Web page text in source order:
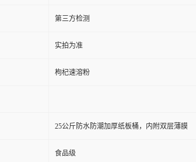
第三方检测
实拍为准
枸杞速溶粉
25公斤防水防潮加厚纸板桶，内附双层薄膜
食品级